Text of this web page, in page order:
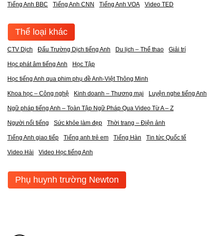
Tiếng Anh BBC Tiếng Anh CNN Tiếng Anh VOA Video TED
Thể loại khác
CTV Dịch Đấu Trường Dịch tiếng Anh Du lịch – Thể thao Giải trí
Học phát âm tiếng Anh Học Tập
Học tiếng Anh qua phim phụ đề Anh-Việt Thông Minh
Khoa học – Công nghệ Kinh doanh – Thương mại Luyện nghe tiếng Anh
Ngữ pháp tiếng Anh – Toàn Tập Ngữ Pháp Qua Video Từ A – Z
Người nổi tiếng Sức khỏe làm đẹp Thời trang – Điện ảnh
Tiếng Anh giao tiếp Tiếng anh trẻ em Tiếng Hàn Tin tức Quốc tế
Video Hài Video Học tiếng Anh
Phụ huynh trường Newton